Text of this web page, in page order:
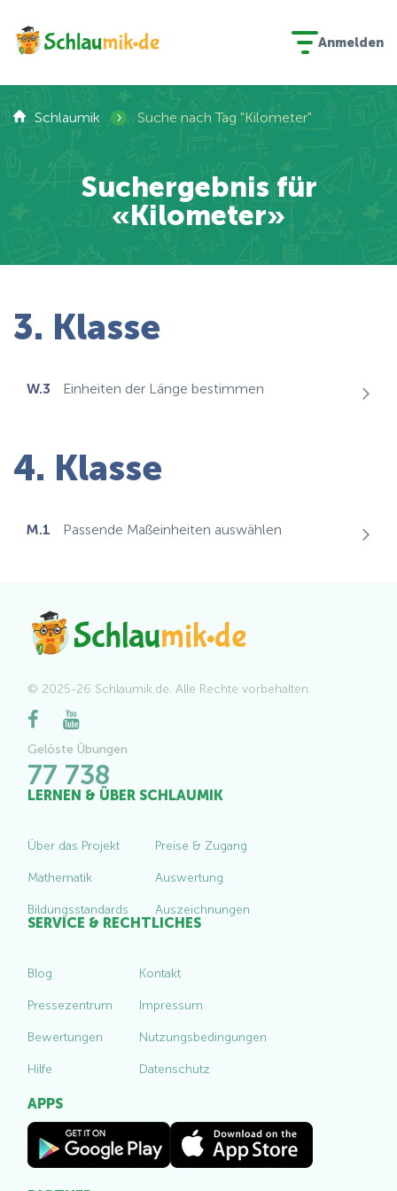
Anmelden
Schlaumik › Suche nach Tag "Kilometer"
Suchergebnis für
«Kilometer»
3. Klasse
W.3 Einheiten der Länge bestimmen
4. Klasse
M.1 Passende Maßeinheiten auswählen
© 2025-26 Schlaumik.de. Alle Rechte vorbehalten.
Gelöste Übungen
77 738
LERNEN & ÜBER SCHLAUMIK
Über das Projekt
Mathematik
Bildungsstandards
Preise & Zugang
Auswertung
Auszeichnungen
SERVICE & RECHTLICHES
Blog
Pressezentrum
Bewertungen
Hilfe
Kontakt
Impressum
Nutzungsbedingungen
Datenschutz
APPS